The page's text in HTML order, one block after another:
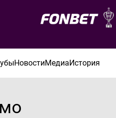
НовостиМедиаИстория